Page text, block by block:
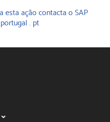
esta ação contacta o SAP
. pt